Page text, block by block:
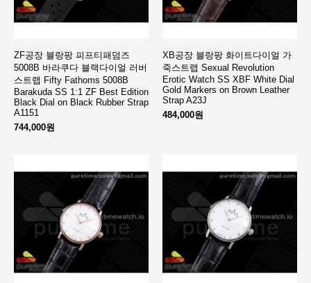
ZF공장 블랑팡 피프티패덤즈
5008B 바라쿠다 블랙다이얼 러버
스트랩 Fifty Fathoms 5008B
Barakuda SS 1:1 ZF Best Edition
Black Dial on Black Rubber Strap
A1151
744,000원
XB공장 블랑팡 화이트다이얼 가
죽스트랩 Sexual Revolution
Erotic Watch SS XBF White Dial
Gold Markers on Brown Leather
Strap A23J
484,000원